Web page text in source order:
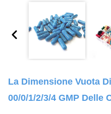
La Dimensione Vuota
00/0/1/2/3/4 GMP Delle